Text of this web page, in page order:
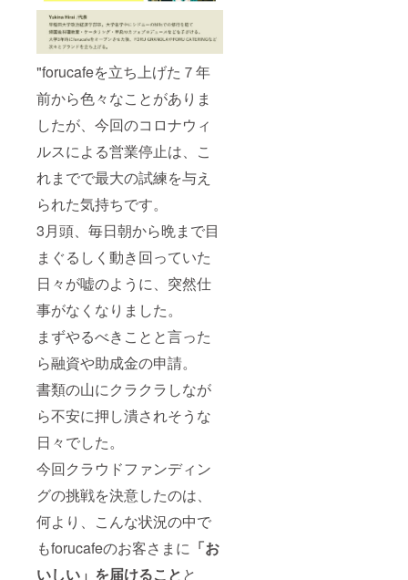
"forucafeを立ち上げた７年
前から色々なことがありま
したが、今回のコロナウィ
ルスによる営業停止は、こ
れまでで最大の試練を与え
られた気持ちです。
3月頭、毎日朝から晩まで目
まぐるしく動き回っていた
日々が嘘のように、突然仕
事がなくなりました。
まずやるべきことと言った
ら融資や助成金の申請。
書類の山にクラクラしなが
ら不安に押し潰されそうな
日々でした。
今回クラウドファンディン
グの挑戦を決意したのは、
何より、こんな状況の中で
もforucafeのお客さまに 「お
いしい」を届けることと